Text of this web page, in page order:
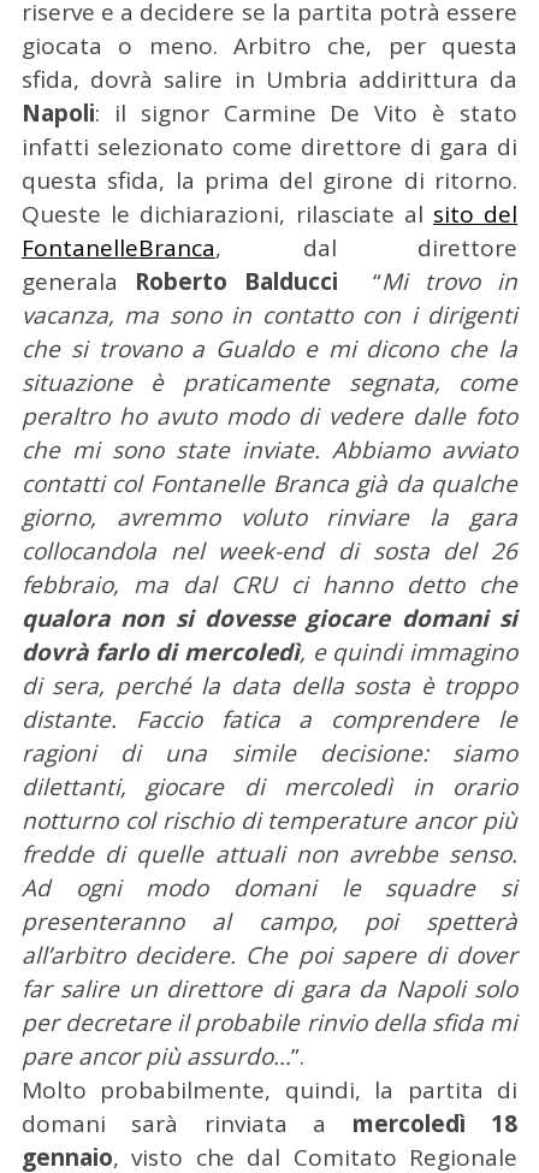
riserve e a decidere se la partita potrà essere
giocata o meno. Arbitro che, per questa
sfida, dovrà salire in Umbria addirittura da
Napoli: il signor Carmine De Vito è stato
infatti selezionato come direttore di gara di
questa sfida, la prima del girone di ritorno.
Queste le dichiarazioni, rilasciate al sito del
FontanelleBranca, dal direttore
generala Roberto Balducci “Mi trovo in
vacanza, ma sono in contatto con i dirigenti
che si trovano a Gualdo e mi dicono che la
situazione è praticamente segnata, come
peraltro ho avuto modo di vedere dalle foto
che mi sono state inviate. Abbiamo avviato
contatti col Fontanelle Branca già da qualche
giorno, avremmo voluto rinviare la gara
collocandola nel week-end di sosta del 26
febbraio, ma dal CRU ci hanno detto che
qualora non si dovesse giocare domani si
dovrà farlo di mercoledì, e quindi immagino
di sera, perché la data della sosta è troppo
distante. Faccio fatica a comprendere le
ragioni di una simile decisione: siamo
dilettanti, giocare di mercoledì in orario
notturno col rischio di temperature ancor più
fredde di quelle attuali non avrebbe senso.
Ad ogni modo domani le squadre si
presenteranno al campo, poi spetterà
all’arbitro decidere. Che poi sapere di dover
far salire un direttore di gara da Napoli solo
per decretare il probabile rinvio della sfida mi
pare ancor più assurdo…”.
Molto probabilmente, quindi, la partita di
domani sarà rinviata a mercoledì 18
gennaio, visto che dal Comitato Regionale
C
e
c
a
p